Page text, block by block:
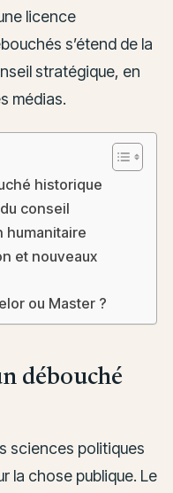
licence
s’étend de la
stratégique, en
médias.
historique
conseil
humanitaire
et nouveaux
ou Master ?
débouché
sciences politiques
la chose publique. Le